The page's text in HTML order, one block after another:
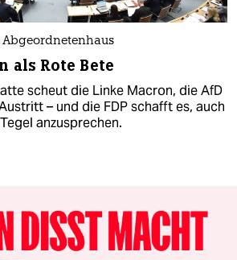
als Rote Bete
scheut die Linke Macron, die AfD
– und die FDP schafft es, auch
anzusprechen.